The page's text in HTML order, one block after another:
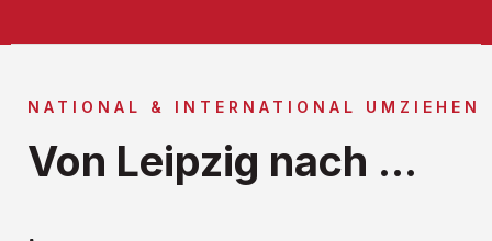
NATIONAL & INTERNATIONAL UMZIEHEN
Von Leipzig nach ...